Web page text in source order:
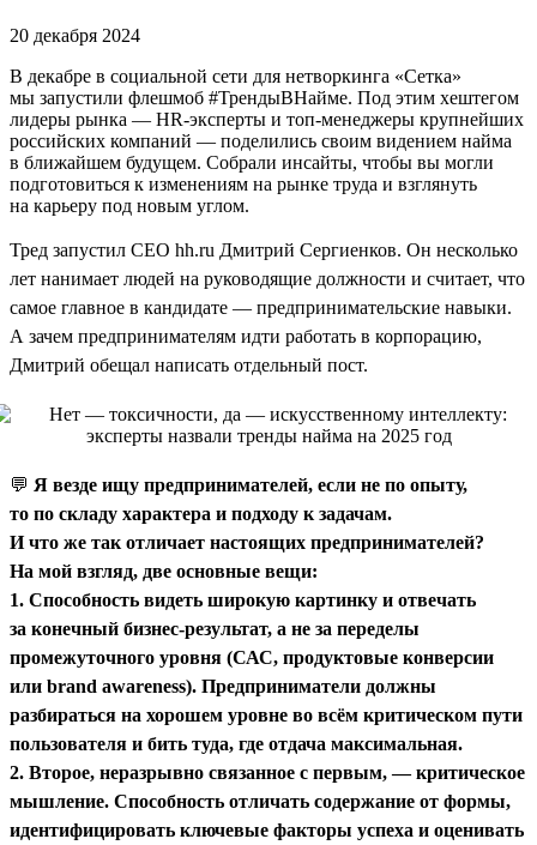
20 декабря 2024
В декабре в социальной сети для нетворкинга «Сетка»
мы запустили флешмоб #ТрендыВНайме. Под этим хештегом
лидеры рынка — HR-эксперты и топ-менеджеры крупнейших
российских компаний — поделились своим видением найма
в ближайшем будущем. Собрали инсайты, чтобы вы могли
подготовиться к изменениям на рынке труда и взглянуть
на карьеру под новым углом.
Тред запустил CEO hh.ru Дмитрий Сергиенков. Он несколько
лет нанимает людей на руководящие должности и считает, что
самое главное в кандидате — предпринимательские навыки.
А зачем предпринимателям идти работать в корпорацию,
Дмитрий обещал написать отдельный пост.
💬 Я везде ищу предпринимателей, если не по опыту,
то по складу характера и подходу к задачам.
И что же так отличает настоящих предпринимателей?
На мой взгляд, две основные вещи:
1. Способность видеть широкую картинку и отвечать
за конечный бизнес-результат, а не за переделы
промежуточного уровня (САС, продуктовые конверсии
или brand awareness). Предприниматели должны
разбираться на хорошем уровне во всём критическом пути
пользователя и бить туда, где отдача максимальная.
2. Второе, неразрывно связанное с первым, — критическое
мышление. Способность отличать содержание от формы,
идентифицировать ключевые факторы успеха и оценивать